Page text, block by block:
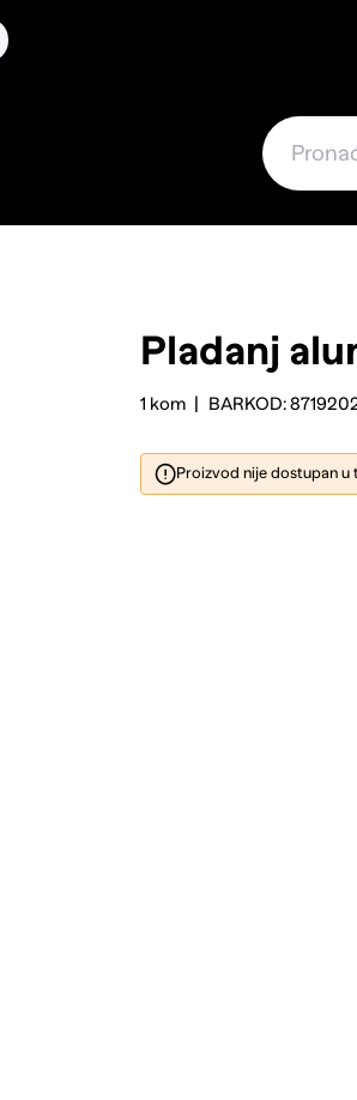
Pladanj
1 kom BARKOD:
Proizvod nije dostupan